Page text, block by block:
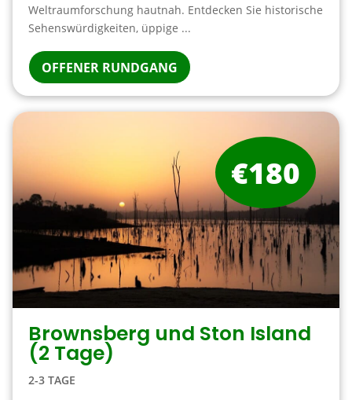
Weltraumforschung hautnah. Entdecken Sie historische
Sehenswürdigkeiten, üppige ...
OFFENER RUNDGANG
Brownsberg und Ston Island
(2 Tage)
2-3 TAGE
€180